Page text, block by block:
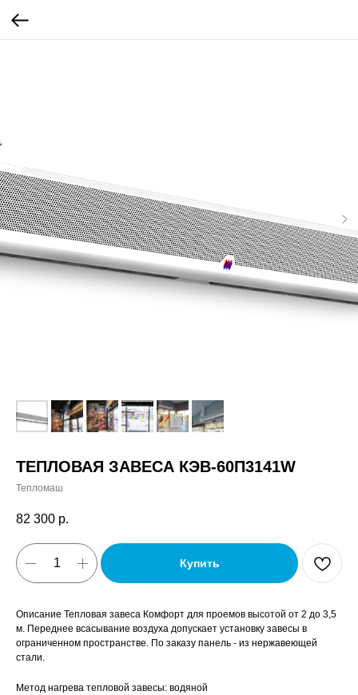
ТЕПЛОВАЯ ЗАВЕСА КЭВ-60П3141W
Тепломаш
82 300 р.
Купить
Описание Тепловая завеса Комфорт для проемов высотой от 2 до 3,5
м. Переднее всасывание воздуха допускает установку завесы в
ограниченном пространстве. По заказу панель - из нержавеющей
стали.
Метод нагрева тепловой завесы: водяной